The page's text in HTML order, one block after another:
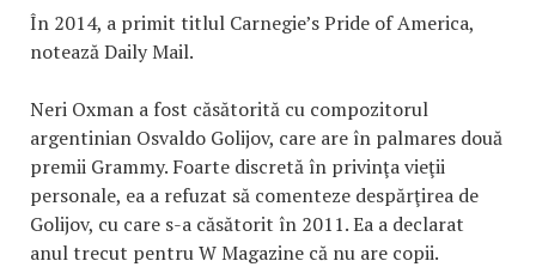
În 2014, a primit titlul Carnegie’s Pride of America,
notează Daily Mail.
Neri Oxman a fost căsătorită cu compozitorul
argentinian Osvaldo Golijov, care are în palmares două
premii Grammy. Foarte discretă în privinţa vieţii
personale, ea a refuzat să comenteze despărţirea de
Golijov, cu care s-a căsătorit în 2011. Ea a declarat
anul trecut pentru W Magazine că nu are copii.